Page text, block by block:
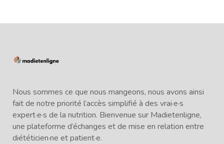
Nous sommes ce que nous mangeons, nous avons ainsi
fait de notre priorité l’accès simplifié à des vrai·e·s
expert·e·s de la nutrition. Bienvenue sur Madietenligne,
une plateforme d’échanges et de mise en relation entre
diététicien·ne et patient·e.